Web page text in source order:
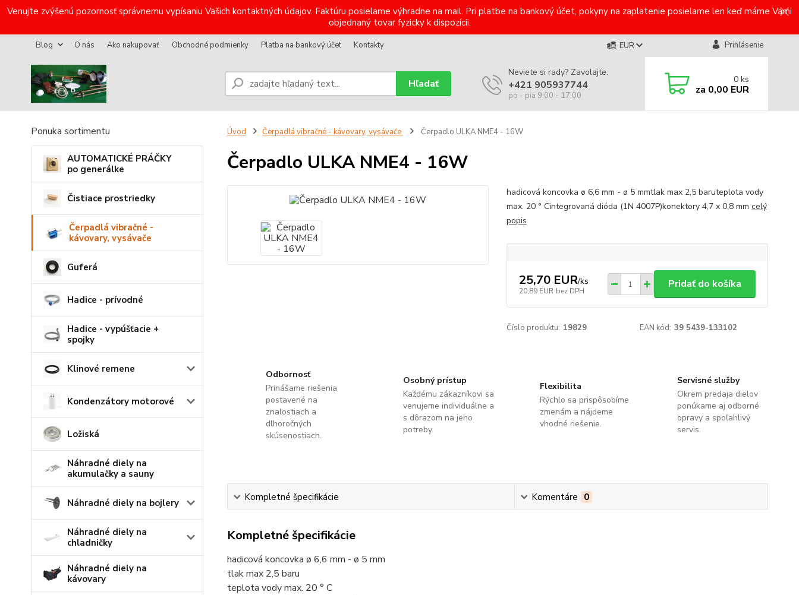
Venujte zvýšenú pozornosť správnemu vypísaniu Vašich kontaktných údajov. Faktúru posielame výhradne na mail. Pri platbe na bankový účet, pokyny na zaplatenie posielame len keď máme Vami
objednaný tovar fyzicky k dispozícii.
Blog O nás Ako nakupovať Obchodné podmienky Platba na bankový účet Kontakty EUR Prihlásenie
Hľadať
Neviete si rady? Zavolajte.
+421 905937744
po - pia 9:00 - 17:00
0 ks
za 0,00 EUR
Ponuka sortimentu
AUTOMATICKÉ PRÁČKY
po generálke
Čistiace prostriedky
Čerpadlá vibračné -
kávovary, vysávače
Guferá
Hadice - prívodné
Hadice - vypúšťacie +
spojky
Klinové remene
Kondenzátory motorové
Ložiská
Náhradné diely na
akumulačky a sauny
Náhradné diely na bojlery
Náhradné diely na
chladničky
Náhradné diely na
kávovary
Úvod Čerpadlá vibračné - kávovary, vysávače Čerpadlo ULKA NME4 - 16W
Čerpadlo ULKA NME4 - 16W
hadicová koncovka ø 6,6 mm - ø 5 mmtlak max 2,5 baruteplota vody
max. 20 ° Cintegrovaná dióda (1N 4007P)konektory 4,7 x 0,8 mm celý
popis
25,70 EUR/ks
20,89 EUR bez DPH
Pridať do košíka
Číslo produktu: 19829 EAN kód: 39 5439-133102
Odbornosť
Prinášame riešenia
postavené na
znalostiach a
dlhoročných
skúsenostiach.
Osobný prístup
Každému zákazníkovi sa
venujeme individuálne a
s dôrazom na jeho
potreby.
Flexibilita
Rýchlo sa prispôsobíme
zmenám a nájdeme
vhodné riešenie.
Servisné služby
Okrem predaja dielov
ponúkame aj odborné
opravy a spoľahlivý
servis.
Kompletné špecifikácie Komentáre 0
Kompletné špecifikácie
hadicová koncovka ø 6,6 mm - ø 5 mm
tlak max 2,5 baru
teplota vody max. 20 ° C